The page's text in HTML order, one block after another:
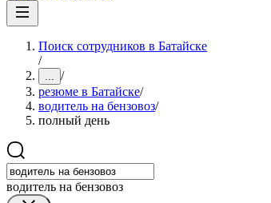
Поиск сотрудников в Батайске
/
... /
резюме в Батайске/
водитель на бензовоз/
полный день
водитель на бензовоз